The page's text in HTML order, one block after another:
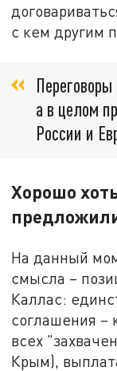
с кем другим
а в целом
России и
Хорошо
На данный
смысла –
Каллас:
соглашения –
всех
Крым),